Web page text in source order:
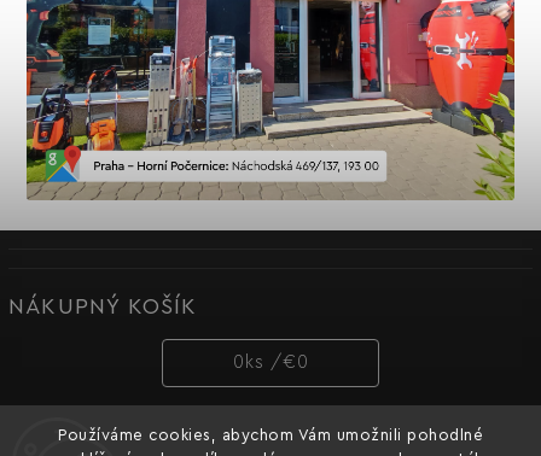
Používáme cookies, abychom Vám umožnili pohodlné
NÁKUPNÝ KOŠÍK
0 ks /€0
PRIJÍMAME ONLINE PLATBY